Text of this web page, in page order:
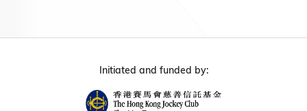
Initiated and funded by: